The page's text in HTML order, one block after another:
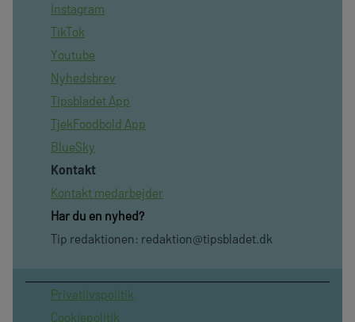
Instagram
TikTok
Youtube
Nyhedsbrev
Tipsbladet App
TjekFoodbold App
BlueSky
Kontakt
Kontakt medarbejder
Har du en nyhed?
Tip redaktionen: redaktion@tipsbladet.dk
Privatilvspolitik
Cookiepolitik